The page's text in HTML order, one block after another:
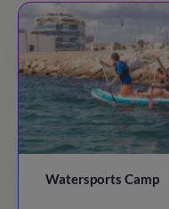
Watersports Camp